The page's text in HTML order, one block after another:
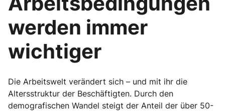
werden immer
wichtiger
Die Arbeitswelt verändert sich – und mit ihr die
Altersstruktur der Beschäftigten. Durch den
demografischen Wandel steigt der Anteil der über 50-